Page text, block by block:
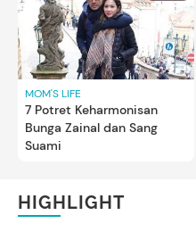
MOM'S LIFE
7 Potret Keharmonisan
Bunga Zainal dan Sang
Suami
HIGHLIGHT